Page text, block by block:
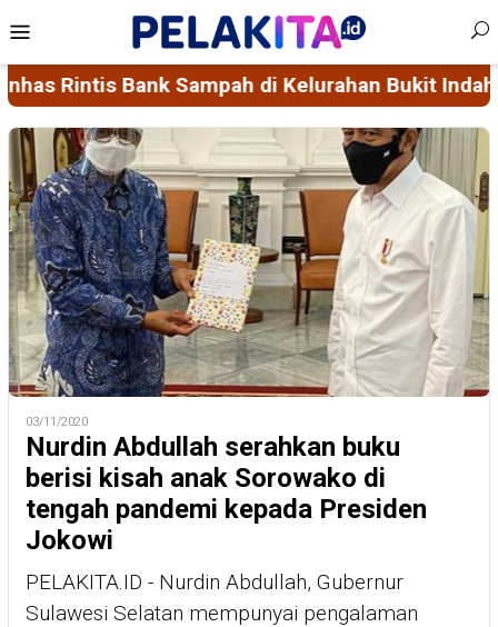
to
content
Menu
Indah, Dorong Pengelolaan Sampah Bernilai
03/11/2020
Nurdin Abdullah serahkan buku
berisi kisah anak Sorowako di
tengah pandemi kepada Presiden
Jokowi
PELAKITA.ID - Nurdin Abdullah, Gubernur
Sulawesi Selatan mempunyai pengalaman